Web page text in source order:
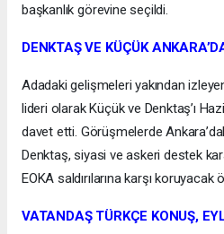
başkanlık görevine seçildi.
DENKTAŞ VE KÜÇÜK
Adadaki gelişmeleri yakından
lideri olarak Küçük ve Denktaş’ı
davet etti. Görüşmelerde
Denktaş, siyasi ve askeri destek
EOKA saldırılarına karşı koruyacak
VATANDAŞ TÜRKÇE KONUŞ,